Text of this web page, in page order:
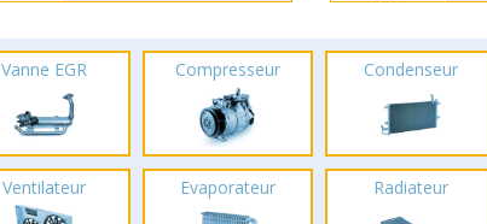
Vanne EGR Compresseur Condenseur
Ventilateur Evaporateur Radiateur